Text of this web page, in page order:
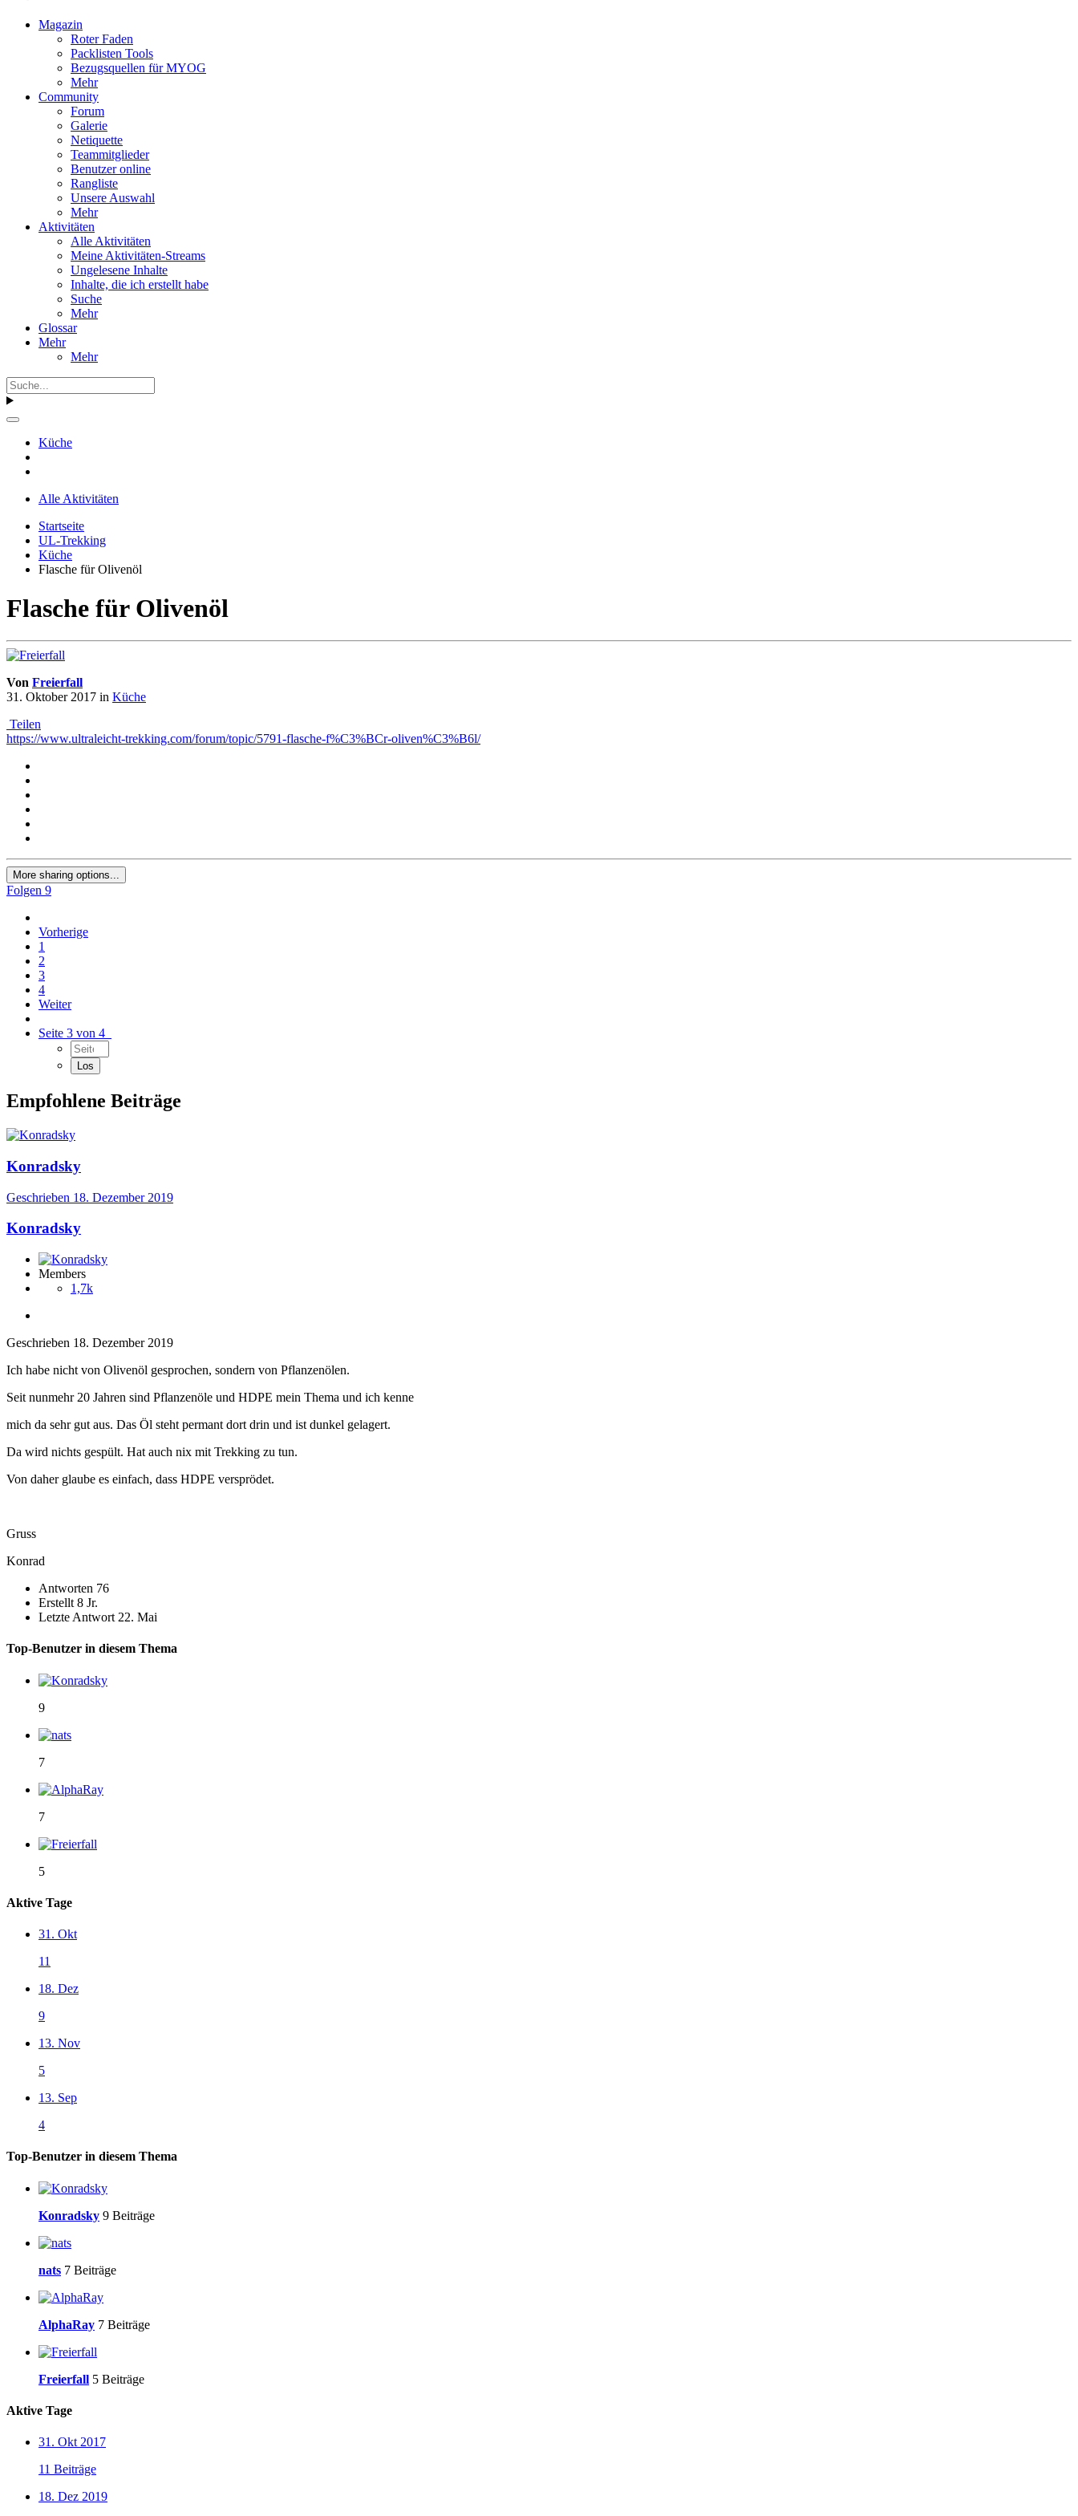
Magazin
Roter Faden
Packlisten Tools
Bezugsquellen für MYOG
Mehr
Community
Forum
Galerie
Netiquette
Teammitglieder
Benutzer online
Rangliste
Unsere Auswahl
Mehr
Aktivitäten
Alle Aktivitäten
Meine Aktivitäten-Streams
Ungelesene Inhalte
Inhalte, die ich erstellt habe
Suche
Mehr
Glossar
Mehr
Mehr
Küche
Alle Aktivitäten
Startseite
UL-Trekking
Küche
Flasche für Olivenöl
Flasche für Olivenöl
Von Freierfall
31. Oktober 2017 in Küche
Teilen
https://www.ultraleicht-trekking.com/forum/topic/5791-flasche-f%C3%BCr-oliven%C3%B6l/
More sharing options...
Folgen 9
Vorherige
1
2
3
4
Weiter
Seite 3 von 4
Empfohlene Beiträge
Konradsky
Geschrieben 18. Dezember 2019
Konradsky
Members
1,7k
Geschrieben 18. Dezember 2019
Ich habe nicht von Olivenöl gesprochen, sondern von Pflanzenölen.
Seit nunmehr 20 Jahren sind Pflanzenöle und HDPE mein Thema und ich kenne
mich da sehr gut aus. Das Öl steht permant dort drin und ist dunkel gelagert.
Da wird nichts gespült. Hat auch nix mit Trekking zu tun.
Von daher glaube es einfach, dass HDPE versprödet.
Gruss
Konrad
Antworten 76
Erstellt 8 Jr.
Letzte Antwort 22. Mai
Top-Benutzer in diesem Thema
9
7
7
5
Aktive Tage
31. Okt
11
18. Dez
9
13. Nov
5
13. Sep
4
Top-Benutzer in diesem Thema
Konradsky 9 Beiträge
nats 7 Beiträge
AlphaRay 7 Beiträge
Freierfall 5 Beiträge
Aktive Tage
31. Okt 2017
11 Beiträge
18. Dez 2019